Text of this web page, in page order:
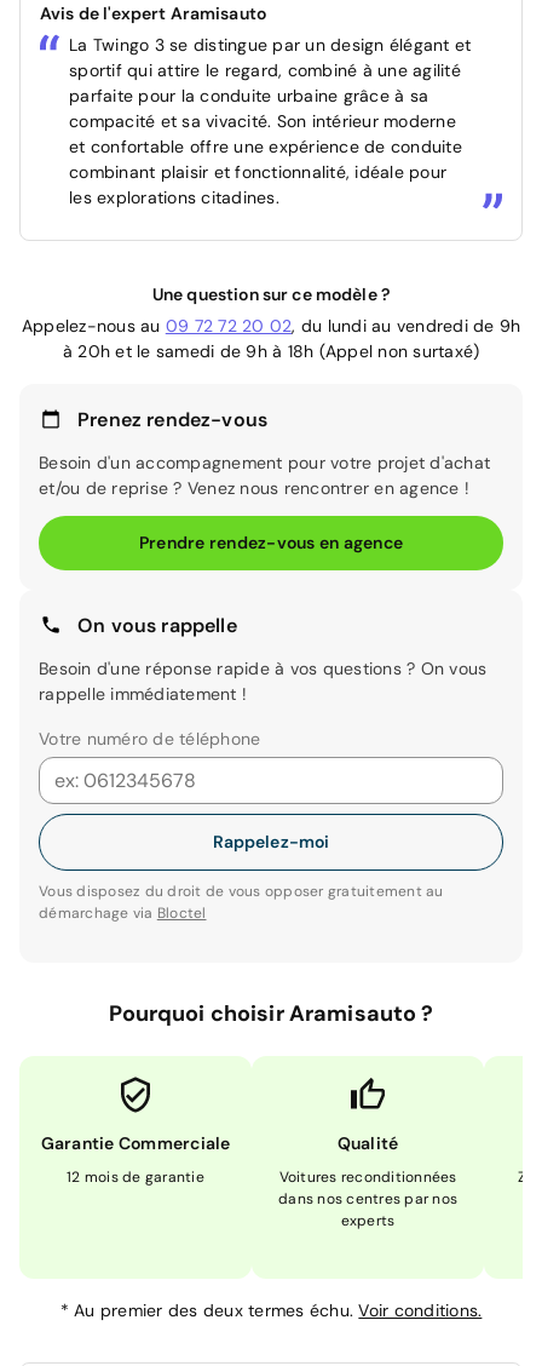
Avis de l'expert Aramisauto
La Twingo 3 se distingue par un design élégant et
sportif qui attire le regard, combiné à une agilité
parfaite pour la conduite urbaine grâce à sa
compacité et sa vivacité. Son intérieur moderne
et confortable offre une expérience de conduite
combinant plaisir et fonctionnalité, idéale pour
les explorations citadines.
Une question sur ce modèle ?
Appelez-nous au 09 72 72 20 02, du lundi au vendredi de 9h
à 20h et le samedi de 9h à 18h (Appel non surtaxé)
Prenez rendez-vous
Besoin d'un accompagnement pour votre projet d'achat
et/ou de reprise ? Venez nous rencontrer en agence !
Prendre rendez-vous en agence
On vous rappelle
Besoin d'une réponse rapide à vos questions ? On vous
rappelle immédiatement !
Votre numéro de téléphone
Rappelez-moi
Vous disposez du droit de vous opposer gratuitement au
démarchage via Bloctel
Pourquoi choisir Aramisauto ?
Garantie Commerciale
12 mois de garantie
Qualité
Voitures reconditionnées
dans nos centres par nos
experts
*Au premier des deux termes échu.Voir conditions.